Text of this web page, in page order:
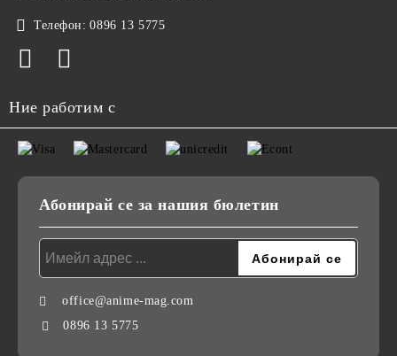
Телефон: 0896 13 5775
Ние работим с
Абонирай се за нашия бюлетин
office@anime-mag.com
0896 13 5775